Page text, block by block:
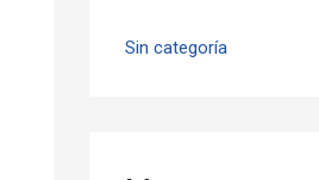
Sin categoría